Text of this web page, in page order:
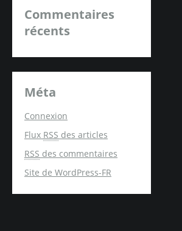
Commentaires
récents
Méta
Connexion
Flux RSS des articles
RSS des commentaires
Site de WordPress-FR